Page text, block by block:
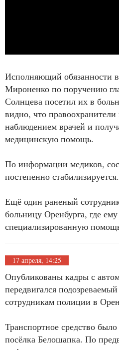
Исполняющий обязанности
Мироненко по поручению
Солнцева посетил их в
видно, что правоохранители
наблюдением врачей и
медицинскую помощь.
По информации медиков,
постепенно стабилизируется.
Ещё один раненый
больницу Оренбурга, где
специализированную
17 апреля, 14:25
Опубликованы кадры с
передвигался
сотрудникам полиции в
Транспортное средство
посёлка Белошапка. По